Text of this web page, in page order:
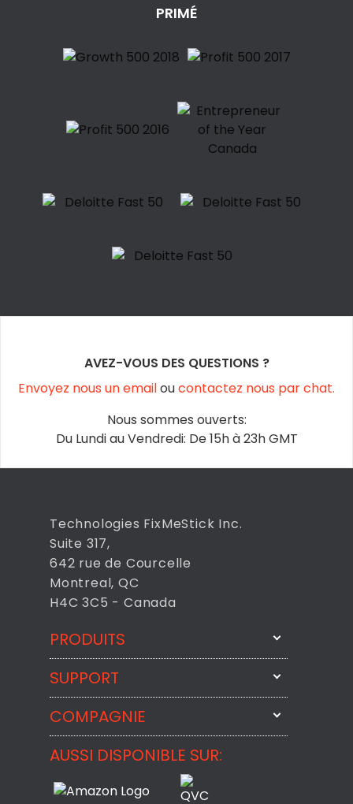
PRIMÉ
AVEZ-VOUS DES QUESTIONS ?
Envoyez nous un emailoucontactez nous par chat.
Nous sommes ouverts:
Du Lundi au Vendredi: De 15h à 23h GMT
Technologies FixMeStick Inc.
Suite 317,
642 rue de Courcelle
Montreal, QC
H4C 3C5 - Canada
PRODUITS
FixMeStick
BackMeUp
CheckMeMessage
SUPPORT
Contactez-nous par courriel
COMPAGNIE
À propos
Contact
AUSSI DISPONIBLE SUR: